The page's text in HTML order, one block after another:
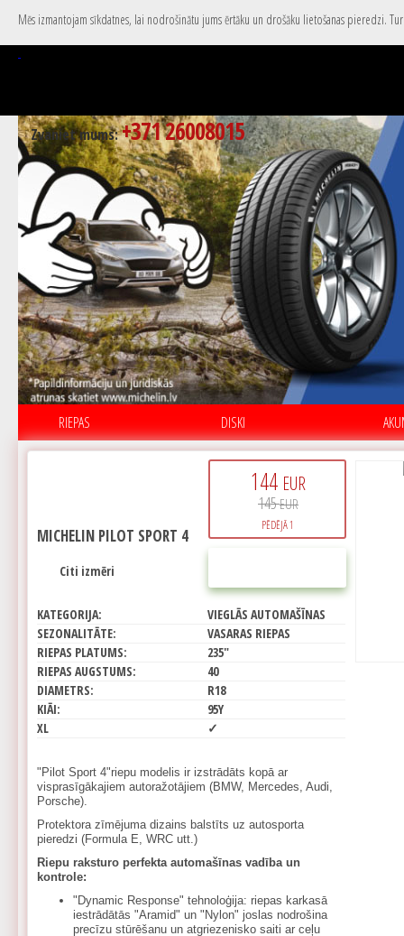
Mēs izmantojam sīkdatnes, lai nodrošinātu jums ērtāku un drošāku lietošanas pieredzi.
Zvaniet mums:+371 26008015
RIEPAS DISKI
144 EUR
145EUR
PĒDĒJĀ 1
MICHELIN PILOT SPORT 4
Citi izmēri
KATEGORIJA:
VIEGLĀS AUTOMAŠĪNAS
SEZONALITĀTE:
VASARAS RIEPAS
RIEPAS PLATUMS:
235"
RIEPAS AUGSTUMS:
40
DIAMETRS:
R18
KIĀI:
95Y
XL
✓
"Pilot Sport 4"riepu modelis ir izstrādāts kopā ar
visprasīgākajiem autoražotājiem (BMW, Mercedes, Audi,
Porsche).
Protektora zīmējuma dizains balstīts uz autosporta
pieredzi (Formula E, WRC utt.)
Riepu raksturo perfekta automašīnas vadība un
kontrole:
"Dynamic Response" tehnoloģija: riepas karkasā
iestrādātās "Aramid" un "Nylon" joslas nodrošina
precīzu stūrēšanu un atgriezenisko saiti ar ceļu